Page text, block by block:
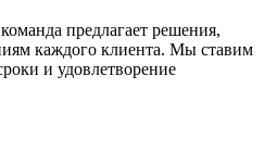
предлагает решения,
каждого клиента. Мы ставим
и удовлетворение